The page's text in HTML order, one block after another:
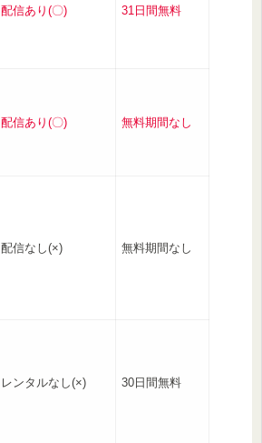
配信あり(〇) 31日間無料
配信あり(〇) 無料期間なし
配信なし(×) 無料期間なし
レンタルなし(×) 30日間無料